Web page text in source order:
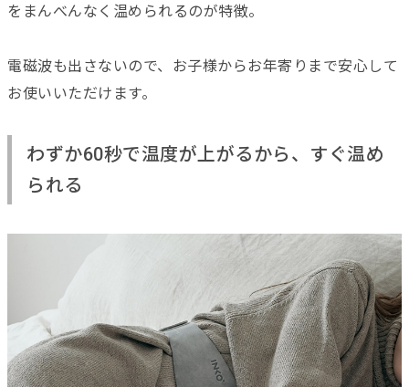
をまんべんなく温められるのが特徴。
電磁波も出さないので、お子様からお年寄りまで安心して
お使いいただけます。
わずか60秒で温度が上がるから、すぐ温め
られる